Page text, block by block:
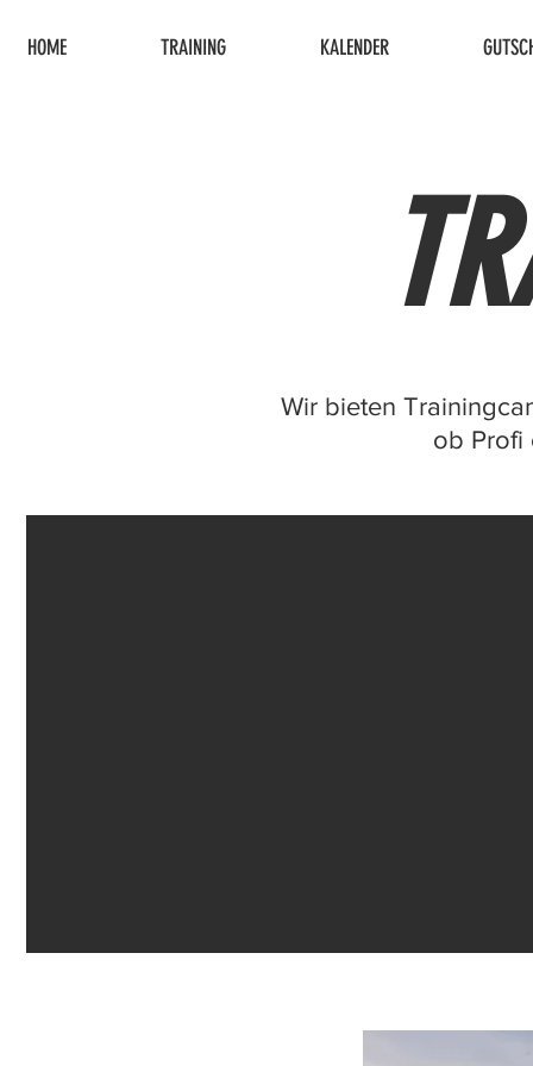
HOME TRAINING KALENDER
Wir bieten
ob Profi